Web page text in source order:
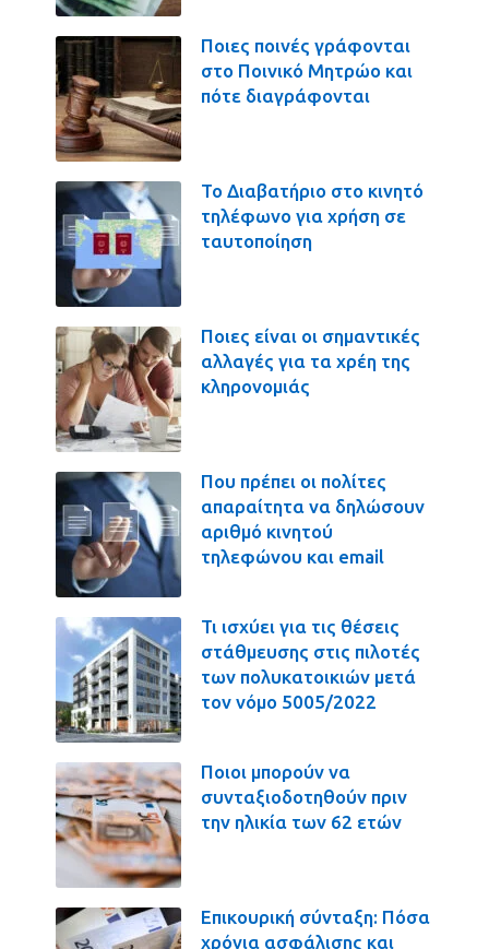
Ποιες ποινές γράφονται
στο Ποινικό Μητρώο και
πότε διαγράφονται
Το Διαβατήριο στο κινητό
τηλέφωνο για χρήση σε
ταυτοποίηση
Ποιες είναι οι σημαντικές
αλλαγές για τα χρέη της
κληρονομιάς
Που πρέπει οι πολίτες
απαραίτητα να δηλώσουν
αριθμό κινητού
τηλεφώνου και email
Τι ισχύει για τις θέσεις
στάθμευσης στις πιλοτές
των πολυκατοικιών μετά
τον νόμο 5005/2022
Ποιοι μπορούν να
συνταξιοδοτηθούν πριν
την ηλικία των 62 ετών
Επικουρική σύνταξη: Πόσα
χρόνια ασφάλισης και